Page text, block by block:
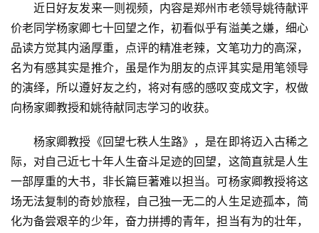
近日好友发来一则视频，内容是郑州市老领导姚待献评
价老同学杨家卿七十回望之作，初看似乎有溢美之嫌，细心
品读方觉其内涵厚重，点评的精准老辣，文笔功力的高深，
名为有感其实是推介，虽是作为朋友的点评其实是用笔领导
的演绎，所以遵好友之约，将对有感的感叹变成文字，权做
向杨家卿教授和姚待献同志学习的收获。
杨家卿教授《回望七秩人生路》，是在即将迈入古稀之
际，对自己近七十年人生奋斗足迹的回望，这简直就是人生
一部厚重的大书，非长篇巨著难以担当。可杨家卿教授将这
场无法复制的奇妙旅程，自己独一无二的人生足迹孤本，简
化为备尝艰辛的少年，奋力拼搏的青年，担当有为的壮年，